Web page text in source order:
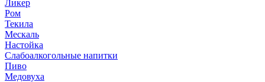
Ликер
Ром
Текила
Мескаль
Настойка
Слабоалкогольные напитки
Пиво
Медовуха